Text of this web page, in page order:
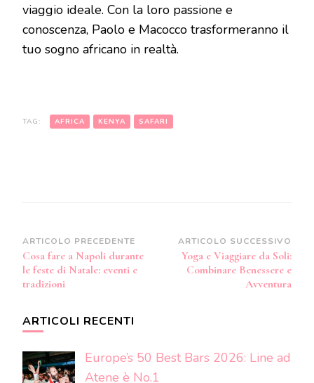
viaggio ideale. Con la loro passione e
conoscenza, Paolo e Macocco trasformeranno il
tuo sogno africano in realtà.
TAG: AFRICA KENYA SAFARI
Navigazione
articoli
ARTICOLO PRECEDENTE
Cosa fare a Napoli durante
le feste di Natale: eventi e
tradizioni
ARTICOLO SUCCESSIVO
Yoga e Viaggiare da Soli:
Combinare Benessere e
Avventura
ARTICOLI RECENTI
Europe’s 50 Best Bars 2026: Line ad
Atene è No.1